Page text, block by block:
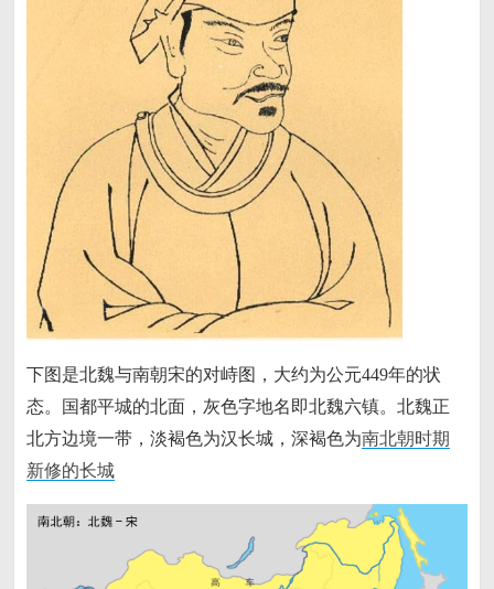
下图是北魏与南朝宋的对峙图，大约为公元449年的状
态。国都平城的北面，灰色字地名即北魏六镇。北魏正
北方边境一带，淡褐色为汉长城，深褐色为南北朝时期
新修的长城